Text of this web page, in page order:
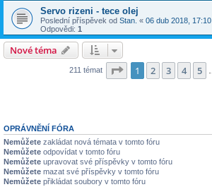
Servo rizeni - tece olej
Poslední příspěvek od Stan. « 06 dub 2018, 17:10
Odpovědi: 1
Nové téma
211 témat Stránka z
1 2 3 4 5
OPRÁVNĚNÍ FÓRA
Nemůžete zakládat nová témata v tomto fóru
Nemůžete odpovídat v tomto fóru
Nemůžete upravovat své příspěvky v tomto fóru
Nemůžete mazat své příspěvky v tomto fóru
Nemůžete přikládat soubory v tomto fóru